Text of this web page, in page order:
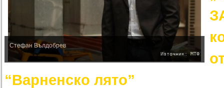
Стефан Вълдобрев
Източник: МТФ
“Варненско лято”